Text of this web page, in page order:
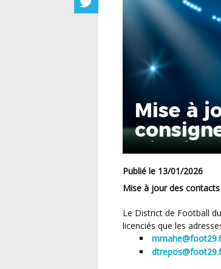
Mise à
District
Publié le 13/01/2026
Mise à jour des contacts
Le District de Football du Finistère informe l’ensemble des clubs, dirigeants, éducateurs et
licenciés que les